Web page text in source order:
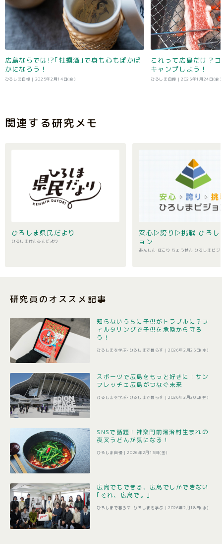
広島ならでは!?｢牡蠣酒｣で身も心もぽかぽ
かになろう！
ひろしま自慢 | 2025年2月14日(金)
これって広島だけ？
キャンプしよう！
ひろしま自慢 | 2025年1月24日(金)
関連する研究メモ
ひろしま県民だより
ひろしまけんみんだより
安心▷誇り▷挑戦 ひろし
ョン
あんしん ほこり ちょうせん ひろしまビジ
研究員のオススメ記事
知らないうちに子供がトラブルに？フ
ィルタリングで子供を危険から守ろ
う！
ひろしまを学ぶ･ひろしまで暮らす | 2026年2月25日(水)
スポーツで広島をもっと好きに！サン
フレッチェ広島がつなぐ未来
ひろしまを学ぶ･ひろしまで暮らす | 2026年2月20日(金)
SNSで話題！神楽門前湯治村生まれの
夜叉うどんが気になる！
ひろしま自慢 |2026年2月13日(金)
広島でもできる、広島でしかできない
｢それ、広島で。｣
ひろしまで暮らす･ひろしまを学ぶ | 2026年2月18日(水)